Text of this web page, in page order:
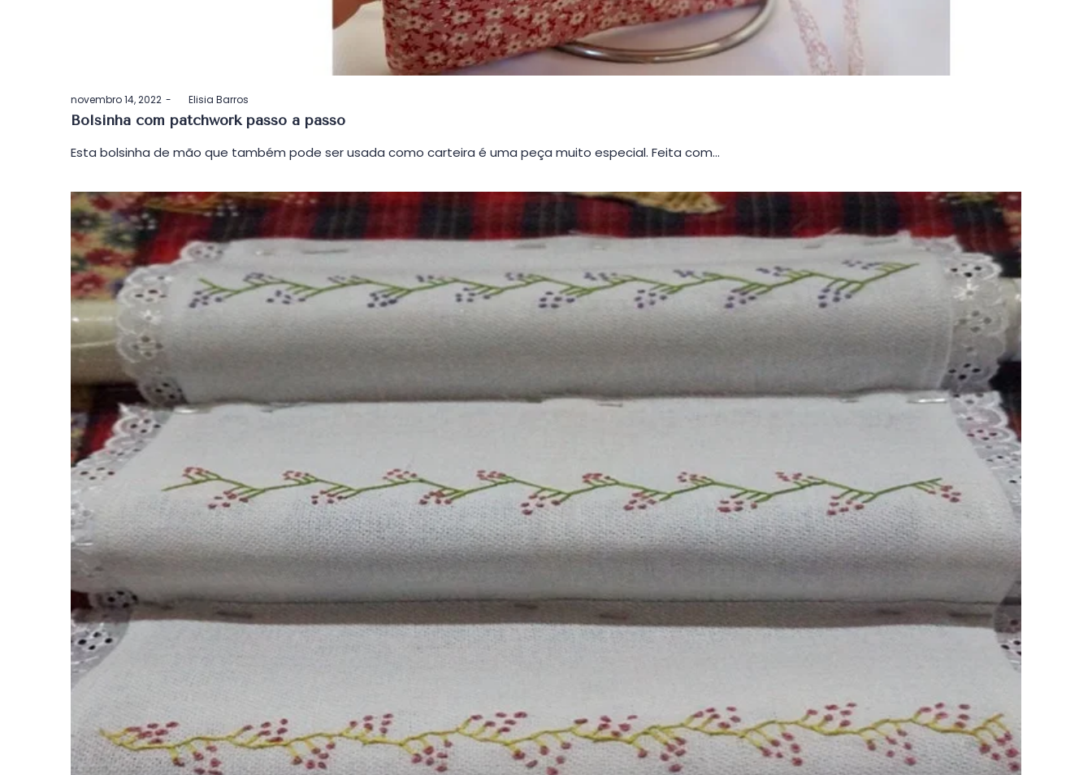
Postado
em
novembro 14, 2022 byElisia Barros
Bolsinha com patchwork passo a passo
Esta bolsinha de mão que também pode ser usada como carteira é uma peça muito especial. Feita com…